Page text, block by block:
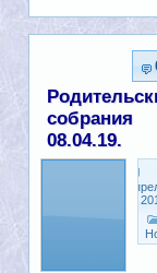
собрания
08.04.19.
5,